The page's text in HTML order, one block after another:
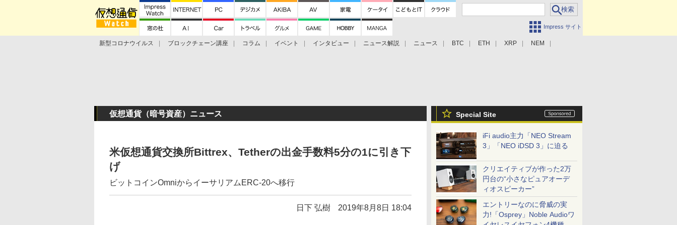
Impress サイト
新型コロナウイルス ブロックチェーン講座 コラム イベント インタビュー ニュース解説 ニュース BTC ETH XRP
NEM
Special Site
iFi audio主力「NEO Stream
3」「NEO iDSD 3」に迫る
クリエイティブが作った2万
円台の“小さなピュアオーデ
ィオスピーカー”
エントリーなのに脅威の実
力!「Osprey」Noble Audioワ
仮想通貨（暗号資産）ニュース
米仮想通貨交換所Bittrex、Tetherの出金手数料5分の1に引き下
げ
ビットコインOmniからイーサリアムERC-20へ移行
日下 弘樹 2019年8月8日 18:04